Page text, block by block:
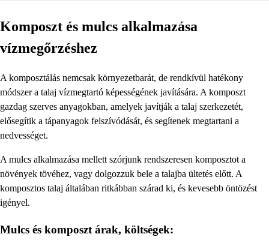
Komposzt és mulcs alkalmazása
vízmegőrzéshez
A komposztálás nemcsak környezetbarát, de rendkívül hatékony
módszer a talaj vízmegtartó képességének javítására. A komposzt
gazdag szerves anyagokban, amelyek javítják a talaj szerkezetét,
elősegítik a tápanyagok felszívódását, és segítenek megtartani a
nedvességet.
A mulcs alkalmazása mellett szórjunk rendszeresen komposztot a
növények tövéhez, vagy dolgozzuk bele a talajba ültetés előtt. A
komposztos talaj általában ritkábban szárad ki, és kevesebb öntözést
igényel.
Mulcs és komposzt árak, költségek: